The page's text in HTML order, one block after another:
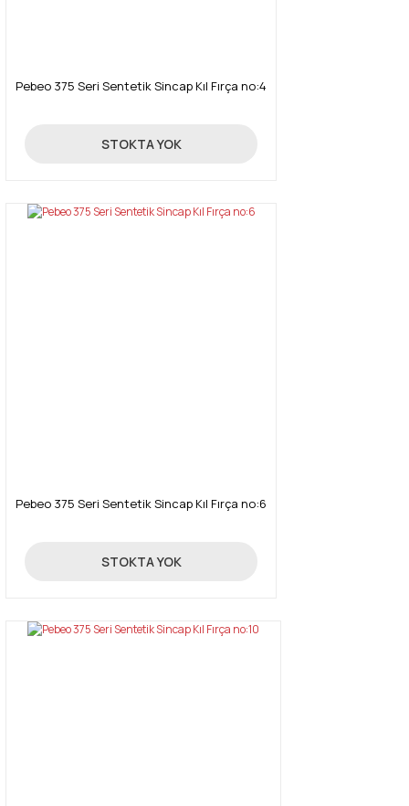
Pebeo 375 Seri Sentetik Sincap Kıl Fırça no:4
250,00 TL
STOKTA YOK
Pebeo 375 Seri Sentetik Sincap Kıl Fırça no:6
299,00 TL
STOKTA YOK